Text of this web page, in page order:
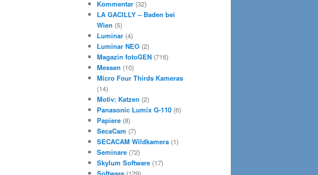
Kommentar (32)
LA GACILLY – Baden bei
Wien (5)
Luminar (4)
Luminar NEO (2)
Magazin fotoGEN (716)
Messen (10)
Micro Four Thirds Kameras
(14)
Motiv: Katzen (2)
Panasonic Lumix G-110 (6)
Papiere (8)
SecaCam (7)
SECACAM Wildkamera (1)
Seminare (72)
Skylum Software (17)